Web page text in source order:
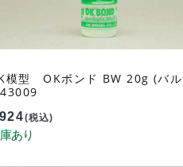
模型 OKボンド BW 20g (バル
924(税込)